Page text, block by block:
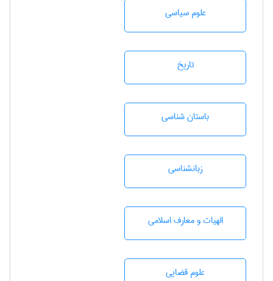
علوم سياسی
تاريخ
باستان شناسی
زبانشناسی
الهیات و معارف اسلامی
علوم قضایی